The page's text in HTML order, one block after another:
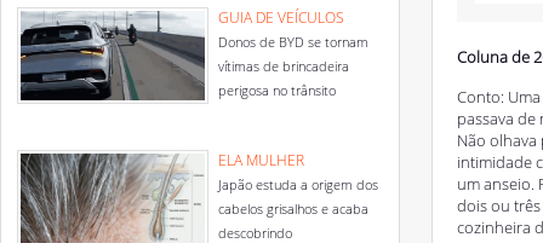
GUIA DE VEÍCULOS
Donos de BYD se tornam
vítimas de brincadeira
perigosa no trânsito
ELA MULHER
Japão estuda a origem dos
cabelos grisalhos e acaba
descobrindo
Coluna de
Conto:
passava
Não
intimidade
um anseio.
dois ou
cozinheira